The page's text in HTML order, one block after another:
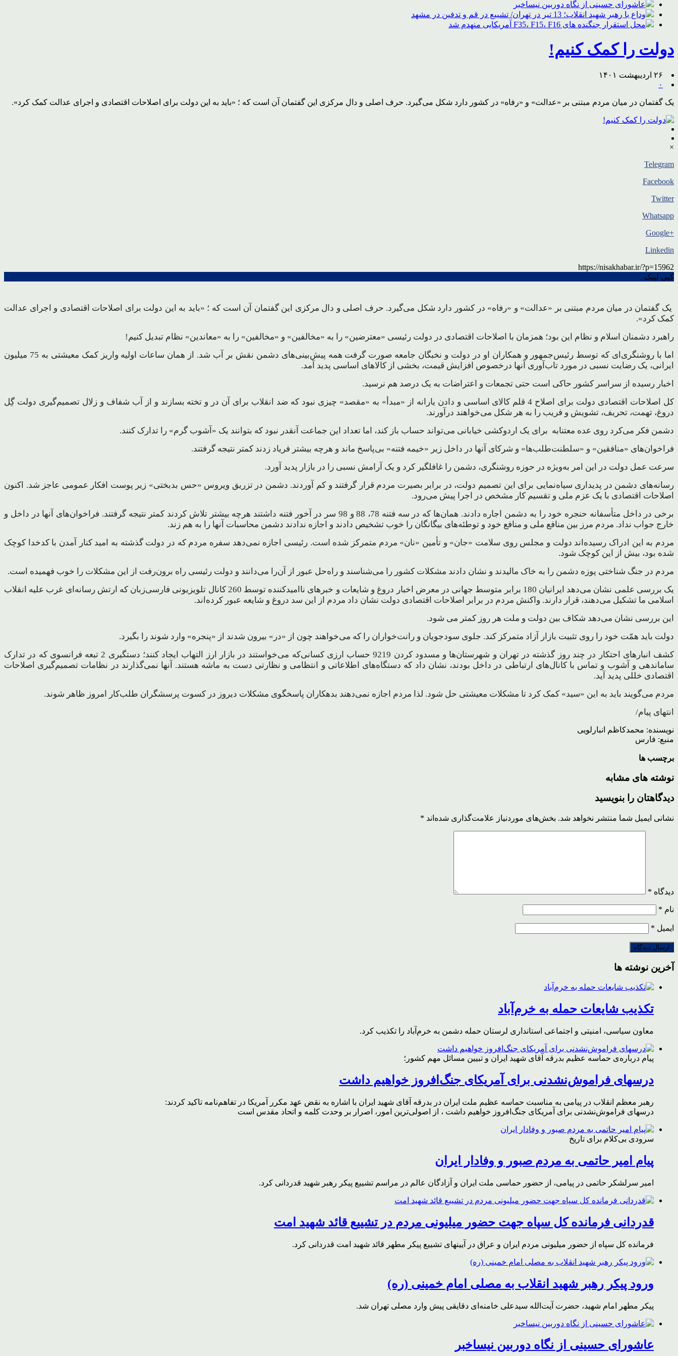
عاشورای حسینی از نگاه دوربین نیساخبر
وداع با رهبر شهید انقلاب؛ 13 تیر در تهران/ تشییع در قم و تدفین در مشهد
محل استقرار جنگنده های F35، F15، F16 آمریکایی منهدم شد
دولت را کمک کنیم!
۲۶ اردیبهشت ۱۴۰۱
۰
یک گفتمان در میان مردم مبتنی بر «عدالت» و «رفاه» در کشور دارد شکل می‌گیرد. حرف اصلی و دال مرکزی این گفتمان آن است که ؛ «باید به این دولت برای اصلاحات اقتصادی و اجرای عدالت کمک کرد».
×
Telegram
Facebook
Twitter
Whatsapp
+Google
Linkedin
https://nisakhabar.ir/?p=15962
کپی لینک
یک گفتمان در میان مردم مبتنی بر «عدالت» و «رفاه» در کشور دارد شکل می‌گیرد. حرف اصلی و دال مرکزی این گفتمان آن است که ؛ «باید به این دولت برای اصلاحات اقتصادی و اجرای عدالت
کمک کرد».
راهبرد دشمنان اسلام و نظام این بود؛ همزمان با اصلاحات اقتصادی در دولت رئیسی «معترضین» را به «مخالفین» و «مخالفین» را به «معاندین» نظام تبدیل کنیم!
اما با روشنگری‌ای که توسط رئیس‌جمهور و همکاران او در دولت و نخبگان جامعه صورت گرفت همه پیش‌بینی‌های دشمن نقش بر آب شد. از همان ساعات اولیه واریز کمک معیشتی به 75 میلیون
ایرانی، یک رضایت نسبی در مورد تاب‌آوری آنها درخصوص افزایش قیمت، بخشی از کالاهای اساسی پدید آمد.
اخبار رسیده از سراسر کشور حاکی است حتی تجمعات و اعتراضات به یک درصد هم نرسید.
کل اصلاحات اقتصادی دولت برای اصلاح 4 قلم کالای اساسی و دادن یارانه از «مبدأ» به «مقصد» چیزی نبود که ضد انقلاب برای آن در و تخته بسازند و از آب شفاف و زلال تصمیم‌گیری دولت گِل
دروغ، تهمت، تحریف، تشویش و فریب را به هر شکل می‌خواهند درآورند.
دشمن فکر می‌کرد روی عده‌ معتنابه برای یک اردوکشی خیابانی می‌تواند حساب باز کند، اما تعداد این جماعت آنقدر نبود که بتوانند یک «آشوب گرم» را تدارک کنند.
فراخوان‌های «منافقین» و «سلطنت‌طلب‌ها» و شرکای آنها در داخل زیر «خیمه فتنه» بی‌پاسخ ماند و هرچه بیشتر فریاد زدند کمتر نتیجه گرفتند.
سرعت عمل دولت در این امر به‌ویژه در حوزه روشنگری، دشمن را غافلگیر کرد و یک آرامش نسبی را در بازار پدید آورد.
رسانه‌های دشمن در پدیداری سیاه‌نمایی برای این تصمیم دولت، در برابر بصیرت مردم قرار گرفتند و کم آوردند. دشمن در تزریق ویروس «حس بدبختی» زیر پوست افکار عمومی عاجز شد. اکنون
اصلاحات اقتصادی با یک عزم ملی و تقسیم کار مشخص در اجرا پیش می‌رود.
برخی در داخل متأسفانه حنجره خود را به دشمن اجاره دادند. همان‌ها که در سه فتنه 78، 88 و 98 سر در آخور فتنه داشتند هرچه بیشتر تلاش کردند کمتر نتیجه گرفتند. فراخوان‌های آنها در داخل و
خارج جواب نداد. مردم مرز بین منافع ملی و منافع خود و توطئه‌های بیگانگان را خوب تشخیص دادند و اجازه ندادند دشمن محاسبات آنها را به هم زند.
مردم به این ادراک رسیده‌اند دولت و مجلس روی سلامت «جان» و تأمین «نان» مردم متمرکز شده است. رئیسی اجازه نمی‌دهد سفره مردم که در دولت گذشته به امید کنار آمدن با کدخدا کوچک
شده بود، بیش از این کوچک شود.
مردم در جنگ شناختی پوزه دشمن را به خاک مالیدند و نشان دادند مشکلات کشور را می‌شناسند و راه‌حل عبور از آن‌را می‌دانند و دولت رئیسی راه برون‌رفت از این مشکلات را خوب فهمیده است.
یک بررسی علمی نشان می‌دهد ایرانیان 180 برابر متوسط جهانی در معرض اخبار دروغ و شایعات و خبرهای ناامیدکننده توسط 260 کانال تلویزیونی فارسی‌زبان که ارتش رسانه‌ای غرب علیه انقلاب
اسلامی ما تشکیل می‌دهند، قرار دارند. واکنش مردم در برابر اصلاحات اقتصادی دولت نشان داد مردم از این سد دروغ و شایعه عبور کرده‌اند.
این بررسی نشان می‌دهد شکاف بین دولت و ملت هر روز کمتر می شود.
دولت باید همّت خود را روی تثبیت بازار آزاد متمرکز کند. جلوی سودجویان و رانت‌خواران را که می‌خواهند چون از «در» بیرون شدند از «پنجره» وارد شوند را بگیرد.
کشف انبارهای احتکار در چند روز گذشته در تهران و شهرستان‌ها و مسدود کردن 9219 حساب ارزی کسانی‌که می‌خواستند در بازار ارز التهاب ایجاد کنند؛ دستگیری 2 تبعه فرانسوی که در تدارک
ساماندهی و آشوب و تماس با کانال‌های ارتباطی در داخل بودند، نشان داد که دستگاه‌های اطلاعاتی و انتظامی و نظارتی دست به ماشه هستند. آنها نمی‌گذارند در نظامات تصمیم‌گیری اصلاحات
اقتصادی خللی پدید آید.
مردم می‌گویند باید به این «سید» کمک کرد تا مشکلات معیشتی حل شود. لذا مردم اجازه نمی‌دهند بدهکاران پاسخگوی مشکلات دیروز در کسوت پرسشگران طلب‌کار امروز ظاهر شوند.
انتهای پیام/
نویسنده: محمدکاظم انبارلویی
منبع: فارس
برچسب ها
نوشته های مشابه
دیدگاهتان را بنویسید
نشانی ایمیل شما منتشر نخواهد شد. بخش‌های موردنیاز علامت‌گذاری شده‌اند *
دیدگاه *
نام *
ایمیل *
آخرین نوشته ها
تکذیب شایعات حمله به خرم‌آباد
معاون سیاسی، امنیتی و اجتماعی استانداری لرستان حمله دشمن به خرم‌آباد را تکذیب کرد.
پیام درباره‌ی حماسه عظیم بدرقه آقای شهید ایران و تبیین مسائل مهم کشور؛
درسهای فراموش‌نشدنی برای آمریکای جنگ‌افروز خواهیم داشت
رهبر معظم انقلاب در پیامی به مناسبت حماسه عظیم ملت ایران در بدرقه آقای شهید ایران با اشاره به نقض عهد مکرر آمریکا در تفاهم‌نامه تاکید کردند:
درسهای فراموش‌نشدنی برای آمریکای جنگ‌افروز خواهیم داشت ، از اصولی‌ترین امور، اصرار بر وحدت کلمه و اتحاد مقدس است
سرودی بی‌کلام برای تاریخ
پیام امیر حاتمی به مردم صبور و وفادار ایران
امیر سرلشکر حاتمی در پیامی، از حضور حماسی ملت ایران و آزادگان عالم در مراسم تشییع پیکر رهبر شهید قدردانی کرد.
قدردانی فرمانده کل سپاه جهت حضور میلیونی مردم در تشییع قائد شهید امت
فرمانده کل سپاه از حضور میلیونی مردم ایران و عراق در آیینهای تشییع پیکر مطهر قائد شهید امت قدردانی کرد.
ورود پیکر رهبر شهید انقلاب به مصلی امام خمینی (ره)
پیکر مطهر امام شهید،‌ حضرت آیت‌الله سیدعلی خامنه‌ای دقایقی پیش وارد مصلی تهران شد.
عاشورای حسینی از نگاه دوربین نیساخبر